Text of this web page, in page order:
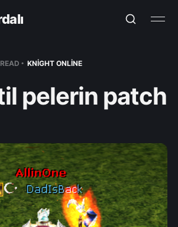
KNIGHT ONLINE
pelerin patch